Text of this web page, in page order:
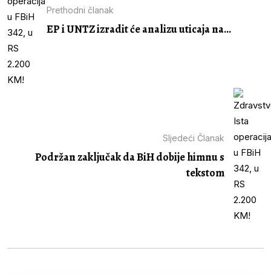
Prethodni članak
EP i UNTZ izradit će analizu uticaja na...
Sljedeći Članak
Podržan zaključak da BiH dobije himnu s
tekstom